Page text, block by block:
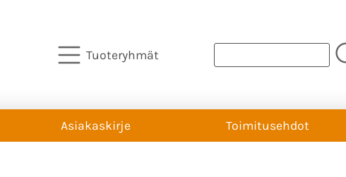
Tuoteryhmät
Asiakaskirje Toimitusehdot